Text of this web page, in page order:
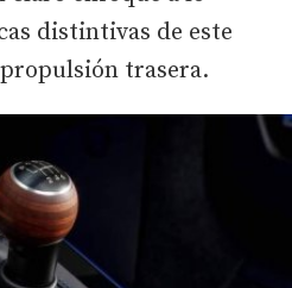
distintivas de este
trasera.